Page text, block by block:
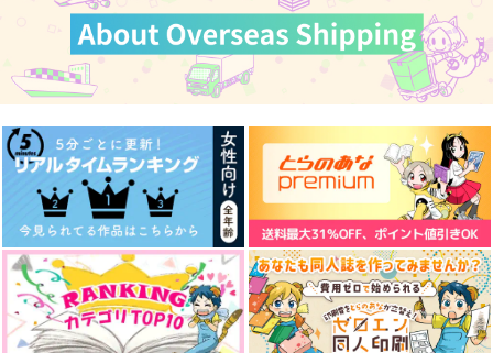
ッシャー
もず煮込み
440円（税込）
天羽総一郎×原町海
サンプル
作品詳細
おけ。
3,000 円（税込）
ロックマン×ナナリー
サンプル
作品詳細
にまかん！
3tsp.
787円 （税込）
羽風薫×朔間零
サンプル
作品詳細
(CD)THE IDOLM@ST
ER SHINY COLORS
HOPEFUL FE@THE
RS -Sol-
3,960円（税込）
サンプル
(CD)THE IDOLM@ST
ER SHINY COLORS
Song for Prism Kar
ma / Naraku
1,980円（税込）
サンプル